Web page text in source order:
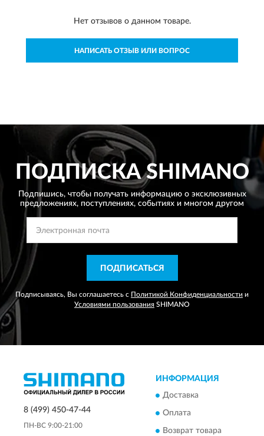
Нет отзывов о данном товаре.
НАПИСАТЬ ОТЗЫВ ИЛИ ВОПРОС
ПОДПИСКАSHIMANO
Подпишись, чтобы получать информацию о эксклюзивных
предложениях, поступлениях, событиях и многом другом
ПОДПИСАТЬСЯ
Подписываясь, Вы соглашаетесь с Политикой Конфиденциальности и
Условиями пользования SHIMANO
8 (499) 450-47-44
ПН-ВС 9:00-21:00
ИНФОРМАЦИЯ
Доставка
Оплата
Возврат товара